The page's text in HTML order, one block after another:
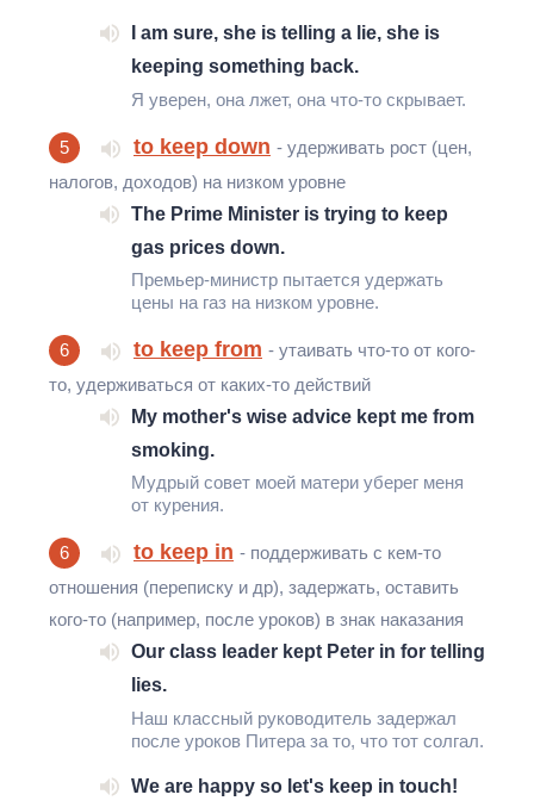
I am sure, she is telling a lie, she is
keeping something back.
Я уверен, она лжет, она что-то скрывает.
5 to keep down - удерживать рост (цен,
налогов, доходов) на низком уровне
The Prime Minister is trying to keep
gas prices down.
Премьер-министр пытается удержать
цены на газ на низком уровне.
6 to keep from - утаивать что-то от кого-
то, удерживаться от каких-то действий
My mother's wise advice kept me from
smoking.
Мудрый совет моей матери уберег меня
от курения.
6 to keep in - поддерживать с кем-то
отношения (переписку и др), задержать, оставить
кого-то (например, после уроков) в знак наказания
Our class leader kept Peter in for telling
lies.
Наш классный руководитель задержал
после уроков Питера за то, что тот солгал.
We are happy so let's keep in touch!